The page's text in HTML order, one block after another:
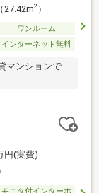
27.42m2）
ワンルーム
インターネット無料
マンションで
円(実費)
モニタ付インターホ